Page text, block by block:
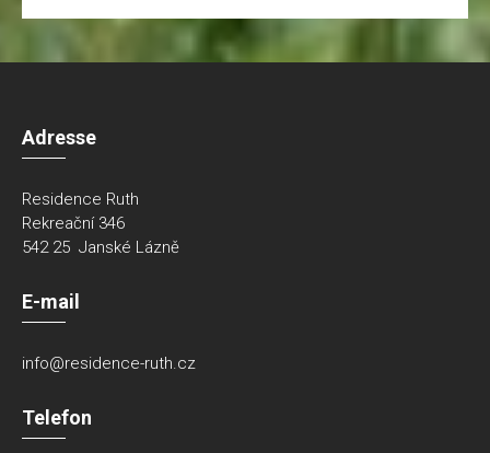
Adresse
Residence Ruth
Rekreační 346
542 25 Janské Lázně
E-mail
info@residence-ruth.cz
Telefon